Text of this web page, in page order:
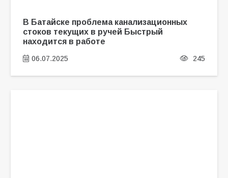
В Батайске проблема канализационных
стоков текущих в ручей Быстрый
находится в работе
06.07.2025 245